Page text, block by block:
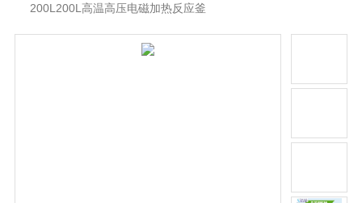
200L200L高温高压电磁加热反应釜